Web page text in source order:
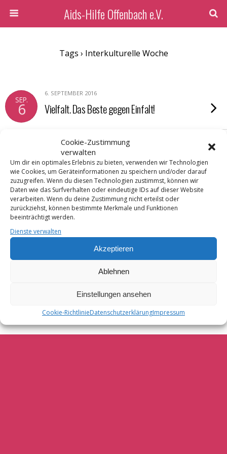
Cookie-Zustimmung
verwalten
Um dir ein optimales Erlebnis zu bieten, verwenden wir Technologien
wie Cookies, um Geräteinformationen zu speichern und/oder darauf
zuzugreifen. Wenn du diesen Technologien zustimmst, können wir
Daten wie das Surfverhalten oder eindeutige IDs auf dieser Website
verarbeiten. Wenn du deine Zustimmung nicht erteilst oder
zurückziehst, können bestimmte Merkmale und Funktionen
beeinträchtigt werden.
Dienste verwalten
Akzeptieren
Ablehnen
Einstellungen ansehen
Cookie-RichtlinieDatenschutzerklärungImpressum
Aids-Hilfe Offenbach e.V.
Tags › Interkulturelle Woche
SEP.
6
6. SEPTEMBER 2016
Vielfalt. Das Beste gegen Einfalt!
Zum Seitenanfang
Mobil Desktop